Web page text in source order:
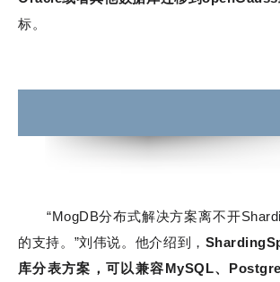
标。
“MogDB分布式解决方案离不开
的支持。”刘伟说。他介绍到，
库分表方案，可以兼容MySQL、